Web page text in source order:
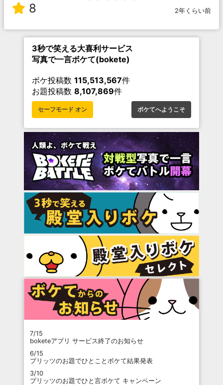
8 2年くらい前
3秒で笑える大喜利サービス
写真で一言ボケて(bokete)
ボケ投稿数 115,513,567件
お題投稿数 8,107,869件
セーフモード オン ボケてへようこそ
7/15
boketeアプリ サービス終了のお知らせ
6/15
プリッツのお題でひとことボケて結果発表
3/10
プリッツのお題でひと言ボケて キャンペーン